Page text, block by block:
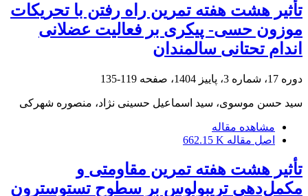
تأثیر هشت هفته تمرین راه رفتن با تحریکات
موزون حسی- پیکری بر فعالیت عضلانی
اندام تحتانی سالمندان
دوره 17، شماره 3، پاییز 1404، صفحه 119-135
سید حسن موسوی، سید اسماعیل حسینی نژاد، منصوره شهرکی
مشاهده مقاله
اصل مقاله 662.15 K
تأثیر هشت هفته تمرین مقاومتی و
مکمل‌دهی تریبولوس بر سطوح تستوسترون